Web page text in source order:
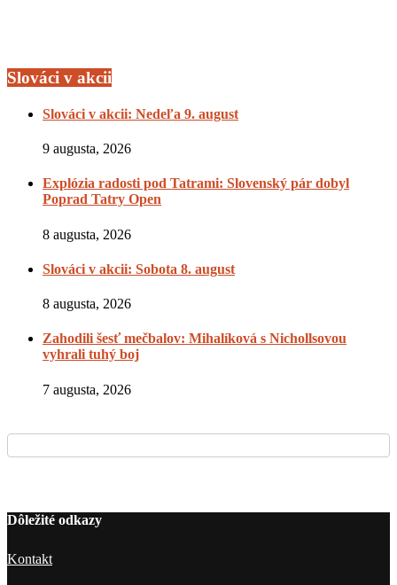
Slováci v akcii
Slováci v akcii: Nedeľa 9. august
9 augusta, 2026
Explózia radosti pod Tatrami: Slovenský pár dobyl
Poprad Tatry Open
8 augusta, 2026
Slováci v akcii: Sobota 8. august
8 augusta, 2026
Zahodili šesť mečbalov: Mihalíková s Nichollsovou
vyhrali tuhý boj
7 augusta, 2026
Dôležité odkazy
Kontakt